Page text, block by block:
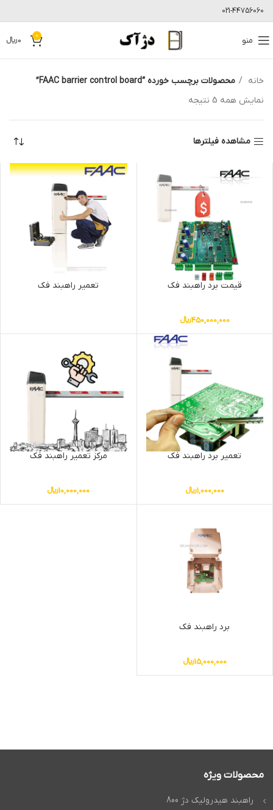
021-44756060
منو 0
0﷼
خانه
محصولات برچسب خورده “FAAC barrier control board”
نمایش همه 5 نتیجه
مشاهده فیلترها
قیمت برد راهبند فک
450,000,000﷼
تعمیر راهبند فک
تعمیر برد راهبند فک
1,000,000﷼
مرکز تعمیر راهبند فک
10,000,000﷼
برد راهبند فک
15,000,000﷼
محصولات ویژه
راهبند هیدرولیک دژ 800